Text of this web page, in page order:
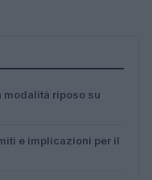
riposo su
e implicazioni per il